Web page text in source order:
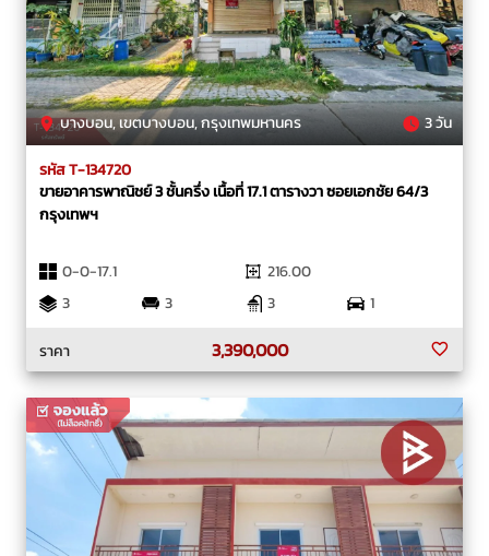
บางบอน, เขตบางบอน, กรุงเทพมหานคร 3 วัน
รหัส T-134720
ขายอาคารพาณิชย์ 3 ชั้นครึ่ง เนื้อที่ 17.1 ตารางวา ซอยเอกชัย 64/3
กรุงเทพฯ
0-0-17.1
216.00
3
3 3
1
ราคา
3,390,000